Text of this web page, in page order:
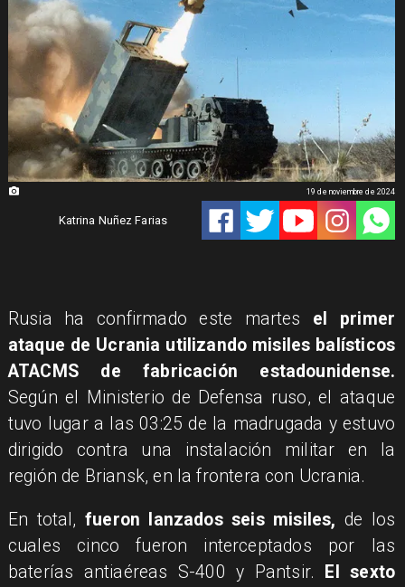
Katrina Nuñez Farias
19 de noviembre de 2024
​Rusia ha confirmado este martes el primer
ataque de Ucrania utilizando misiles balísticos
ATACMS de fabricación estadounidense.
Según el Ministerio de Defensa ruso, el ataque
tuvo lugar a las 03:25 de la madrugada y estuvo
dirigido contra una instalación militar en la
región de Briansk, en la frontera con Ucrania.
En total, fueron lanzados seis misiles, de los
cuales cinco fueron interceptados por las
baterías antiaéreas S-400 y Pantsir.
El sexto